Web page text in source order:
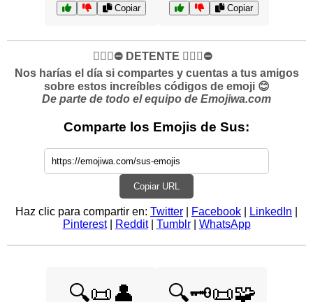
Copiar Copiar
✋🏻🛑⛔️ DETENTE ✋🏻🛑⛔️
Nos harías el día si compartes y cuentas a tus amigos
sobre estos increíbles códigos de emoji 😊
De parte de todo el equipo de Emojiwa.com
Comparte los Emojis de Sus:
Copiar URL
Haz clic para compartir en: Twitter Facebook LinkedIn
Pinterest| Reddit| Tumblr| WhatsApp
🔍📜👤 🔍🗝️📜🧩